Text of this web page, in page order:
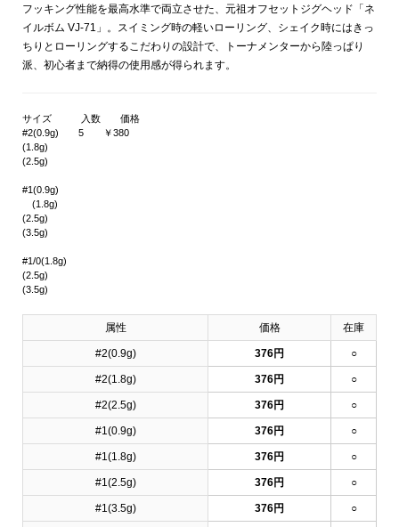
フッキング性能を最高水準で両立させた、元祖オフセットジグヘッド「ネ
イルボム VJ-71」。スイミング時の軽いローリング、シェイク時にはきっ
ちりとローリングするこだわりの設計で、トーナメンターから陸っぱり
派、初心者まで納得の使用感が得られます。
サイズ 入数 価格
#2(0.9g) 5 ￥380
(1.8g)
(2.5g)
#1(0.9g)
(1.8g)
(2.5g)
(3.5g)
#1/0(1.8g)
(2.5g)
(3.5g)
属性 価格 在庫
#2(0.9g) 376円 ○
#2(1.8g) 376円 ○
#2(2.5g) 376円 ○
#1(0.9g) 376円 ○
#1(1.8g) 376円 ○
#1(2.5g) 376円 ○
#1(3.5g) 376円 ○